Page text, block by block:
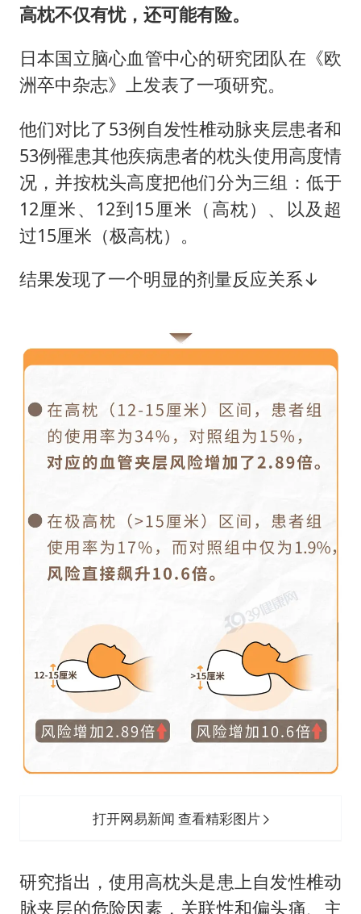
高枕不仅有忧，还可能有险。
日本国立脑心血管中心的研究团队在《欧
洲卒中杂志》上发表了一项研究。
他们对比了53例自发性椎动脉夹层患者和
53例罹患其他疾病患者的枕头使用高度情
况，并按枕头高度把他们分为三组：低于
12厘米、12到15厘米（高枕）、以及超
过15厘米（极高枕）。
结果发现了一个明显的剂量反应关系↓
打开网易新闻 查看精彩图片
研究指出，使用高枕头是患上自发性椎动
脉夹层的危险因素，关联性和偏头痛、主